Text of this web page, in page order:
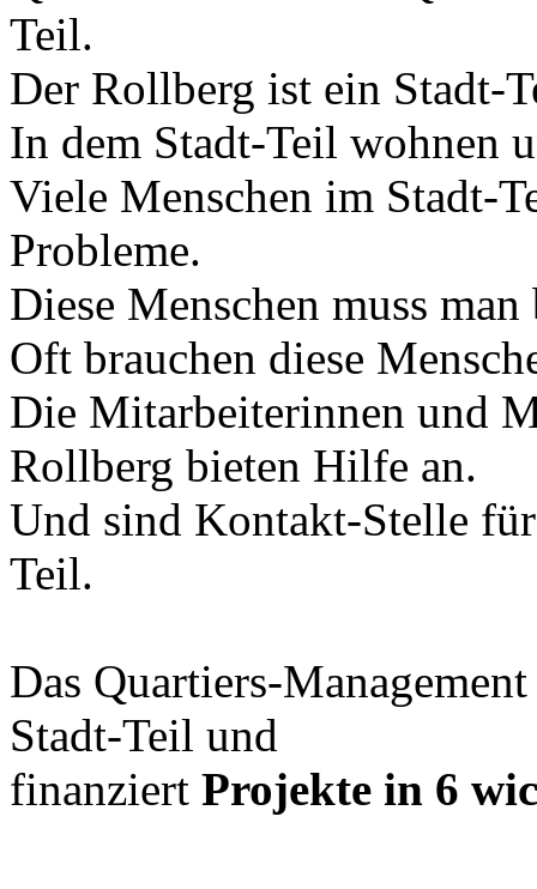
Teil.
Der Rollberg ist ein
In dem Stadt-Teil wohnen
Viele Menschen im Stadt-
Probleme.
Diese Menschen muss man
Oft brauchen diese
Die Mitarbeiterinnen und
Rollberg bieten Hilfe an.
Und sind Kontakt-Stelle
Teil.
Das Quartiers-
Stadt-Teil und
finanziert Projekte in 6